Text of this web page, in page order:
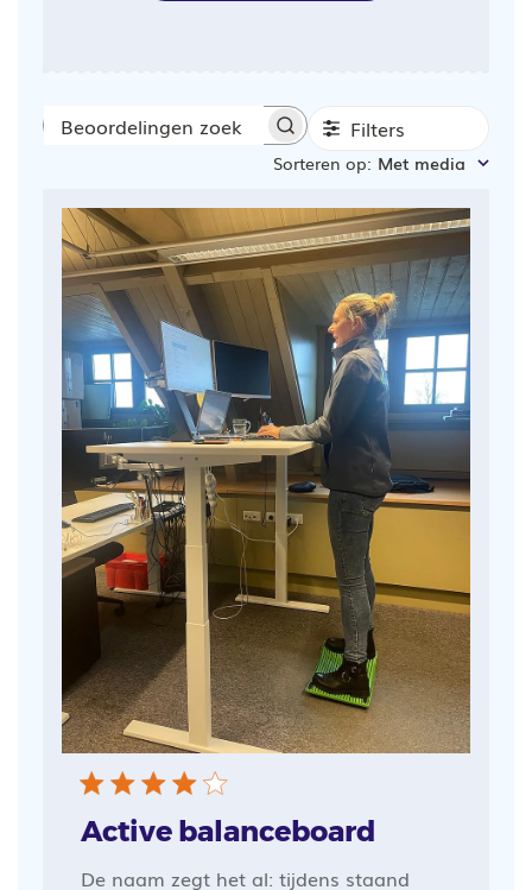
Beoordelingen
Filters
Sorteren op: Met media
Active balanceboard
De naam zegt het al: tijdens staand